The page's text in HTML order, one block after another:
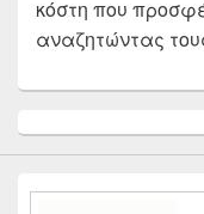
κόστη που
αναζητώντας
Sidebar
Widget